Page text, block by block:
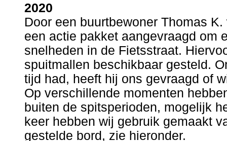
2020
Door een buurtbewoner Thomas
een actie pakket aangevraagd om
snelheden in de Fietsstraat.
spuitmallen beschikbaar gesteld.
tijd had, heeft hij ons gevraagd of
Op verschillende momenten
buiten de spitsperioden, mogelijk
keer hebben wij gebruik gemaakt
gestelde bord, zie hieronder.